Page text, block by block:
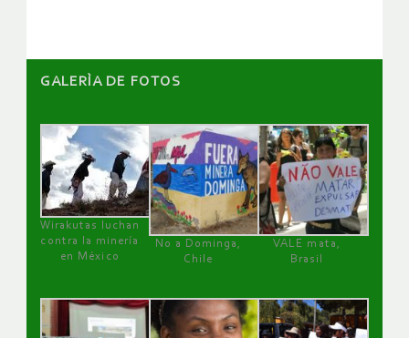
GALERÌA DE FOTOS
Wirakutas luchan
contra la minería
en México
No a Dominga,
Chile
VALE mata,
Brasil